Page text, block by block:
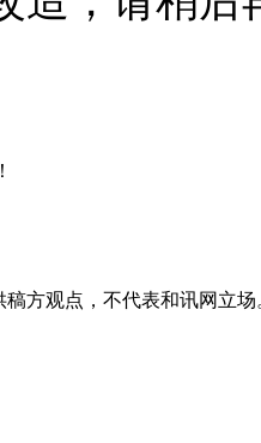
方观点，不代表和讯网立